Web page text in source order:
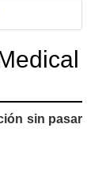
sin pasar